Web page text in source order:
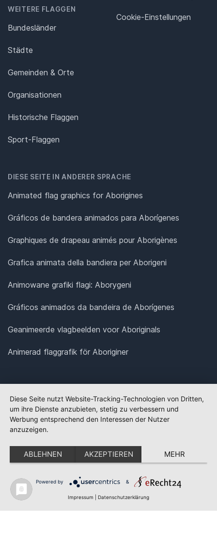
WEITERE FLAGGEN
Bundesländer
Städte
Gemeinden & Orte
Organisationen
Historische Flaggen
Sport-Flaggen
Cookie-Einstellungen
DIESE SEITE IN ANDERER SPRACHE
Animated flag graphics for Aborigines
Gráficos de bandera animados para Aborígenes
Graphiques de drapeau animés pour Aborigènes
Grafica animata della bandiera per Aborigeni
Animowane grafiki flagi: Aborygeni
Gráficos animados da bandeira de Aborígenes
Geanimeerde vlagbeelden voor Aboriginals
Animerad flaggrafik för Aboriginer
Diese Seite nutzt Website-Tracking-Technologien von Dritten,
um ihre Dienste anzubieten, stetig zu verbessern und
Werbung entsprechend den Interessen der Nutzer
anzuzeigen.
ABLEHNEN AKZEPTIEREN MEHR
Powered by &
Impressum Datenschutzerklärung